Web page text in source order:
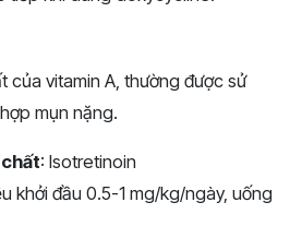
của vitamin A, thường được sử
mụn nặng.
: Isotretinoin
khởi đầu 0.5-1 mg/kg/ngày, uống